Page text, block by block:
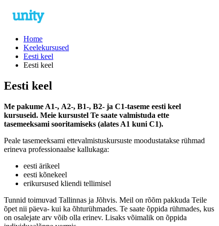
Home
Keelekursused
Eesti keel
Eesti keel
Eesti keel
Me pakume A1-, А2-, B1-, В2- ja C1-taseme eesti keel
kursuseid. Meie kursustel Te saate valmistuda ette
tasemeeksami sooritamiseks (alates A1 kuni C1).
Peale tasemeeksami ettevalmistuskursuste moodustatakse rühmad
erineva professionaalse kallukaga:
eesti ärikeel
eesti kõnekeel
erikursused kliendi tellimisel
Tunnid toimuvad Tallinnas ja Jõhvis. Meil on rõõm pakkuda Teile
õpet nii päeva- kui ka õhturühmades. Te saate õppida rühmades, kus
on osalejate arv võib olla erinev. Lisaks võimalik on õppida